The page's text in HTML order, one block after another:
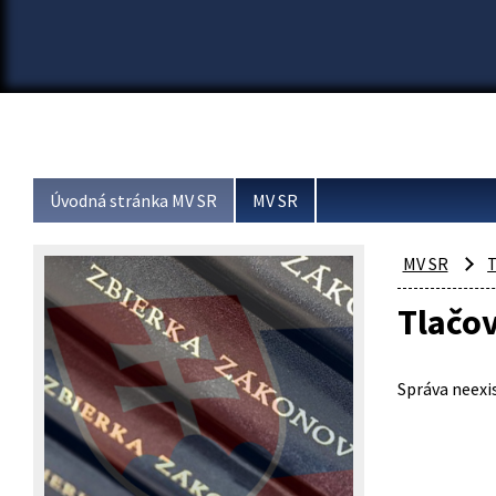
Úvodná stránka MV SR MV SR
MV SR
Správa